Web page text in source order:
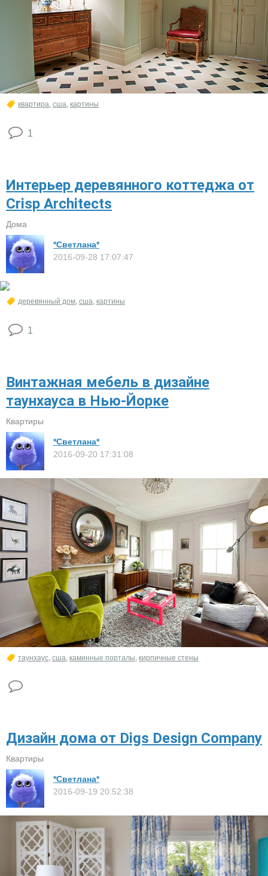
квартира, сша, картины
1
Интерьер деревянного коттеджа от
Crisp Architects
Дома
*Светлана*
2016-09-28 17:07:47
деревянный дом, сша, картины
1
Винтажная мебель в дизайне
таунхауса в Нью-Йорке
Квартиры
*Светлана*
2016-09-20 17:31:08
таунхаус сша каминные порталы кирпичные стены
Дизайн дома от Digs Design Company
Квартиры
*Светлана*
2016-09-19 20:52:38